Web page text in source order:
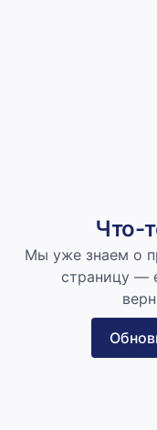
Что-
Мы уже знаем о
страницу —